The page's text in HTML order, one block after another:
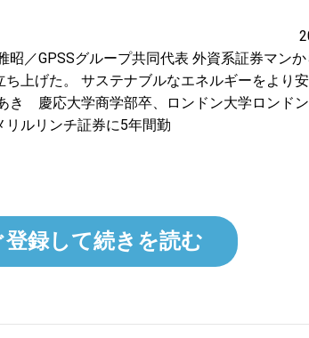
昭／GPSSグループ共同代表 外資系証券マン
上げた。 サステナブルなエネルギーをより
き 慶応大学商学部卒、ロンドン大学ロンドン
ルリンチ証券に5年間勤
録して続きを読む